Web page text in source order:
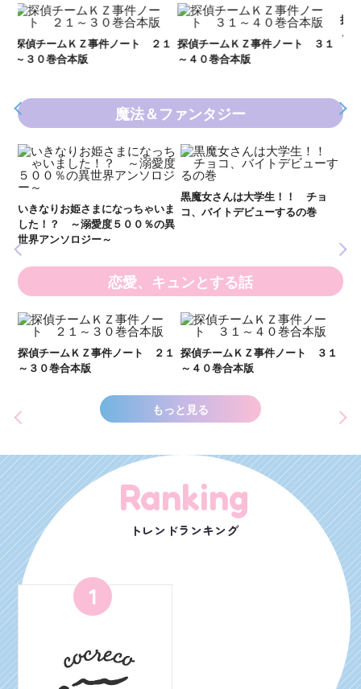
探偵チームＫＺ事件ノート ３１
～４０巻合本版
探偵チームＫＺ事件ノート １１
～２０巻合本版
魔法＆ファンタジー
コ、バイトデビューするの巻
新 妖界ナビ・ルナ１～１１ 全
１１巻合本版
恋愛、キュンとする話
探偵チームＫＺ事件ノート ３１
～４０巻合本版
探偵チームＫＺ事件ノート １１
～２０巻合本版
もっと見る
Ranking
トレンドランキング
1